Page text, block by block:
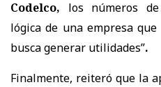
Codelco, los números
lógica de una empresa
busca generar utilidades”.
Finalmente, reiteró que la